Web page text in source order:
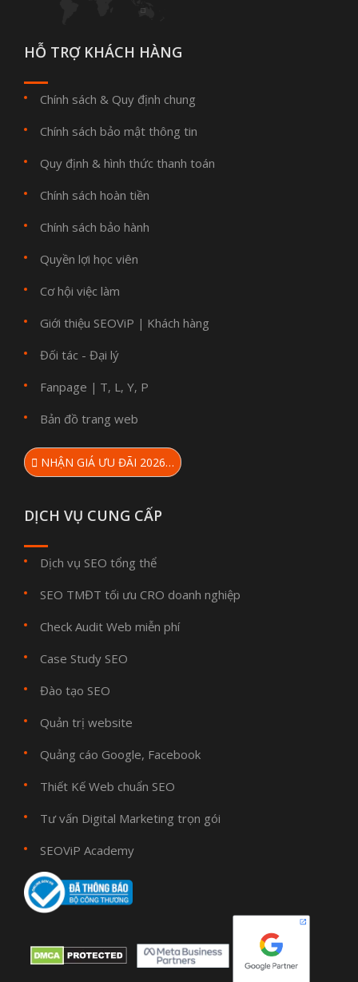
HỖ TRỢ KHÁCH HÀNG
Chính sách & Quy định chung
Chính sách bảo mật thông tin
Quy định & hình thức thanh toán
Chính sách hoàn tiền
Chính sách bảo hành
Quyền lợi học viên
Cơ hội việc làm
Giới thiệu SEOViP | Khách hàng
Đối tác - Đại lý
Fanpage | T, L, Y, P
Bản đồ trang web
NHẬN GIÁ ƯU ĐÃI 2026…
DỊCH VỤ CUNG CẤP
Dịch vụ SEO tổng thể
SEO TMĐT tối ưu CRO doanh nghiệp
Check Audit Web miễn phí
Case Study SEO
Đào tạo SEO
Quản trị website
Quảng cáo Google, Facebook
Thiết Kế Web chuẩn SEO
Tư vấn Digital Marketing trọn gói
SEOViP Academy